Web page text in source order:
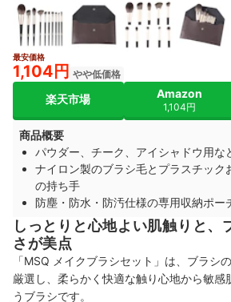
最安価格
1,104円 やや低価格
楽天市場 Amazon
1,104円
商品概要
パウダー、チーク、アイシャドウ用な
ナイロン製のブラシ毛とプラスチック
の持ち手
防塵・防水・防汚仕様の専用収納ポー
しっとりと心地よい肌触りと、
さが美点
「MSQ メイクブラシセット」は、ブラシ
厳選し、柔らかく快適な触り心地から敏感
うブラシです。